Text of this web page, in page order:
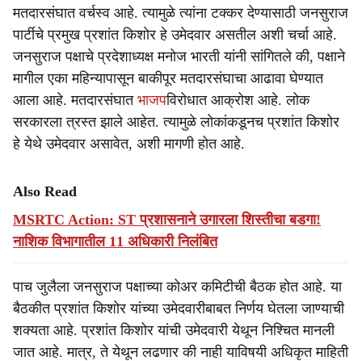
मतदारसंघात वर्चस्व आहे. त्यामुळे त्यांना टक्कर देण्यासाठी जनसुराज
पार्टीचे प्रमुख प्रशांत किशोर हे उमेदवार असतील अशी चर्चा आहे.
जनसुराज पक्षाचे प्रदेशाध्यक्ष मनोज भारती यांनी सांगितले की, पक्षाने
मागील एका महिन्यापासून बाकीपूर मतदारसंघाचा आढावा घेण्यात
आला आहे. मतदारसंघात भाजपविरोधात आक्रोश आहे. लोक
सरकारला त्रस्त झाले आहेत. त्यामुळे लोकांकडूनच प्रशांत किशोर
हे येथे उमेदवार असावेत, अशी मागणी होत आहे.
Also Read
MSRTC Action: ST प्रशासनाने उगारला शिस्तीचा बडगा!
नाशिक विभागातील 11 अधिकारी निलंबित
पाच जुलैला जनसुराज पक्षाच्या कोअर कमिटीची बैठक होत आहे. या
बैठकीत प्रशांत किशोर यांच्या उमेदवारीबाबत निर्णय घेतला जाण्याची
शक्यता आहे. प्रशांत किशोर यांची उमेदवारी येथून निश्चित मानली
जात आहे. मात्र, ते येथून लढणार की नाही याविषयी अधिकृत माहिती